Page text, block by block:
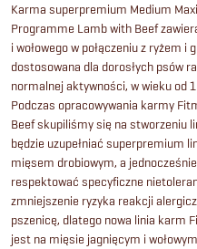
Karma superpremium Medium
Programme Lamb with Beef
i wołowego w połączeniu z ryżem
dostosowana dla dorosłych psów
normalnej aktywności, w wieku od
Podczas opracowywania karmy
Beef skupiliśmy się na stworzeniu
będzie uzupełniać superpremium
mięsem drobiowym, a
respektować specyficzne
zmniejszenie ryzyka reakcji
pszenicę, dlatego nowa linia karm
jest na mięsie jagnięcym i